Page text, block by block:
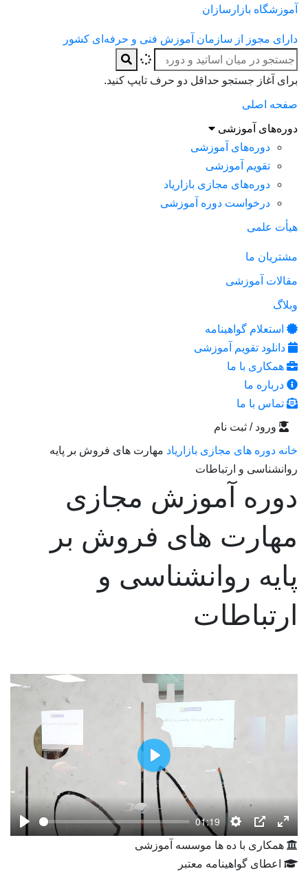
آموزشگاه بازارسازان
دارای مجوز از سازمان آموزش فنی و حرفه‌ای کشور
برای آغاز جستجو حداقل دو حرف تایپ کنید.
صفحه اصلی
دوره‌های آموزشی
دوره‌های آموزشی
تقویم آموزشی
دوره‌های مجازی بازاریاد
درخواست دوره آموزشی
هیأت علمی
مشتریان ما
مقالات آموزشی
وبلاگ
استعلام گواهینامه
دانلود تقویم آموزشی
همکاری با ما
درباره ما
تماس با ما
ورود / ثبت نام
خانه دوره های مجازی بازاریاد مهارت های فروش بر پایه
روانشناسی و ارتباطات
دوره آموزش مجازی
مهارت های فروش بر
پایه روانشناسی و
ارتباطات
Play
01:19
Settings
PIP
Play
همکاری با ده ها موسسه آموزشی
اعطای گواهینامه معتبر